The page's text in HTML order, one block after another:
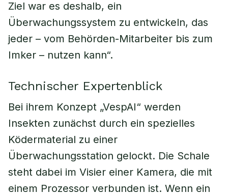
Ziel war es deshalb, ein
Überwachungssystem zu entwickeln, das
jeder – vom Behörden-Mitarbeiter bis zum
Imker – nutzen kann“.
Technischer Expertenblick
Bei ihrem Konzept „VespAI“ werden
Insekten zunächst durch ein spezielles
Ködermaterial zu einer
Überwachungsstation gelockt. Die Schale
steht dabei im Visier einer Kamera, die mit
einem Prozessor verbunden ist. Wenn ein